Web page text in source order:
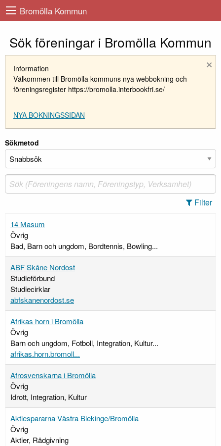
Bromölla Kommun
Sök föreningar i Bromölla Kommun
×
Information
Välkommen till Bromölla kommuns nya webbokning och
föreningsregister https://bromolla.interbookfri.se/
NYA BOKNINGSSIDAN
Sökmetod
Filter
14 Masum
Övrig
Bad, Barn och ungdom, Bordtennis, Bowling...
ABF Skåne Nordost
Studieförbund
Studiecirklar
abfskanenordost.se
Afrikas horn i Bromölla
Övrig
Barn och ungdom, Fotboll, Integration, Kultur...
afrikas.horn.bromoll...
Afrosvenskarna i Bromölla
Övrig
Idrott, Integration, Kultur
Aktiespararna Västra Blekinge/Bromölla
Övrig
Aktier, Rådgivning